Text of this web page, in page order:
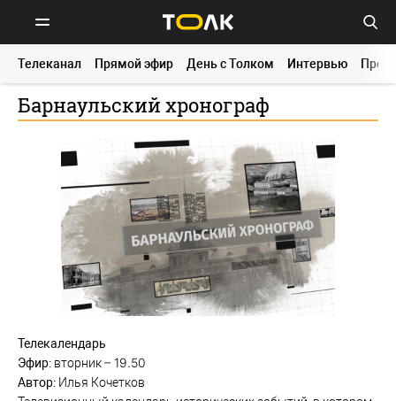
Телеканал Прямой эфир День с Толком Интервью
Барнаульский хронограф
Телекалендарь
Эфир: вторник– 19.50
Автор: Илья Кочетков